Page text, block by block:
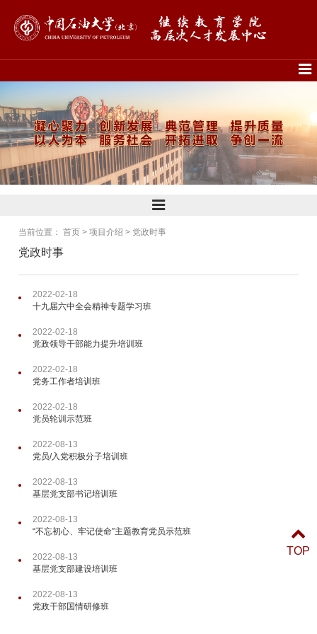
当前位置：首页 >项目介绍 > 党政时事
党政时事
2022-02-18
十九届六中全会精神专题学习班
2022-02-18
党政领导干部能力提升培训班
2022-02-18
党务工作者培训班
2022-02-18
党员轮训示范班
2022-08-13
党员/入党积极分子培训班
2022-08-13
基层党支部书记培训班
2022-08-13
“不忘初心、牢记使命”主题教育党员示范班
2022-08-13
基层党支部建设培训班
2022-08-13
党政干部国情研修班
TOP